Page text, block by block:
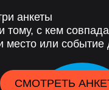
анкеты
тому, с кем
место или событие
СМОТРЕТЬ